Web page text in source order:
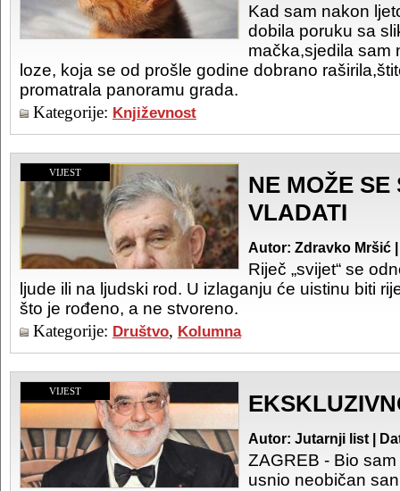
Kad sam nakon
dobila poruku sa
mačka,sjedila sam
loze, koja se od prošle godine dobrano
promatrala panoramu grada.
Kategorije: Književnost
VIJEST
NE MOŽE SE
VLADATI
Autor: Zdravko Mršić |
Riječ „svijet“ se
ljude ili na ljudski rod. U izlaganju će uistinu biti
što je rođeno, a ne stvoreno.
Kategorije: Društvo, Kolumna
VIJEST
Autor: Jutarnji list |
ZAGREB - Bio
usnio neobičan